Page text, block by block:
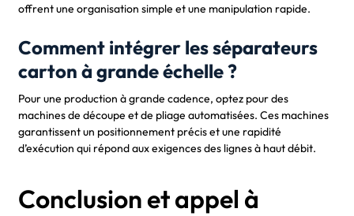
offrent une organisation simple et une manipulation rapide.
Comment intégrer les séparateurs
carton à grande échelle ?
Pour une production à grande cadence, optez pour des
machines de découpe et de pliage automatisées. Ces machines
garantissent un positionnement précis et une rapidité
d’exécution qui répond aux exigences des lignes à haut débit.
Conclusion et appel à